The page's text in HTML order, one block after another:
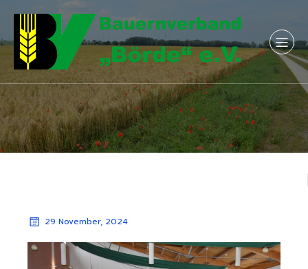
29 November, 2024